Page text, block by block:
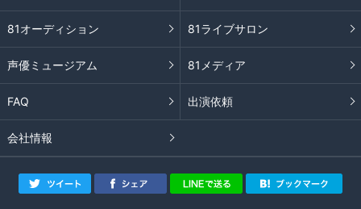
81オーディション 81ライブサロン
声優ミュージアム 81メディア
FAQ 出演依頼
会社情報